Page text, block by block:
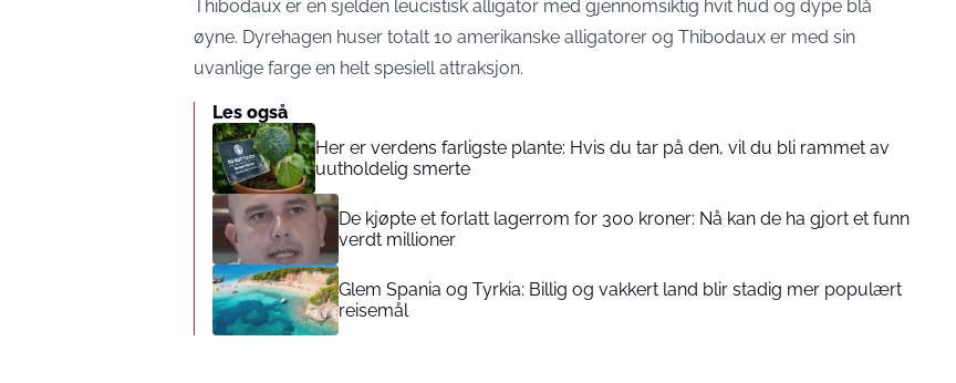
Thibodaux er en sjelden leucistisk alligator med gjennomsiktig hvit hud og dype blå
øyne. Dyrehagen huser totalt 10 amerikanske alligatorer og Thibodaux er med sin
uvanlige farge en helt spesiell attraksjon.
Les også
Her er verdens farligste plante: Hvis du tar på den, vil du bli rammet av
uutholdelig smerte
De kjøpte et forlatt lagerrom for 300 kroner: Nå kan de ha gjort et funn
verdt millioner
Glem Spania og Tyrkia: Billig og vakkert land blir stadig mer populært
reisemål